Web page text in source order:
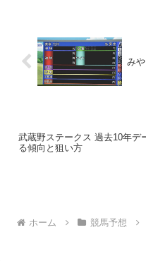
み
武蔵野ステークス 過去10年デ
る傾向と狙い方
ホーム 競馬予想